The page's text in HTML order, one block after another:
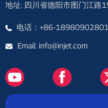
地址: 四川省德阳市图门江路
电话：+86-18980902801
Email: info@injet.com